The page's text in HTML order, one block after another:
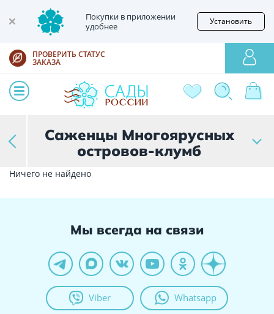
Покупки в приложении
удобнее
Установить
ПРОВЕРИТЬ СТАТУС
ЗАКАЗА
Саженцы Многоярусных
островов-клумб
Ничего не найдено
Мы всегда на связи
Viber Whatsapp